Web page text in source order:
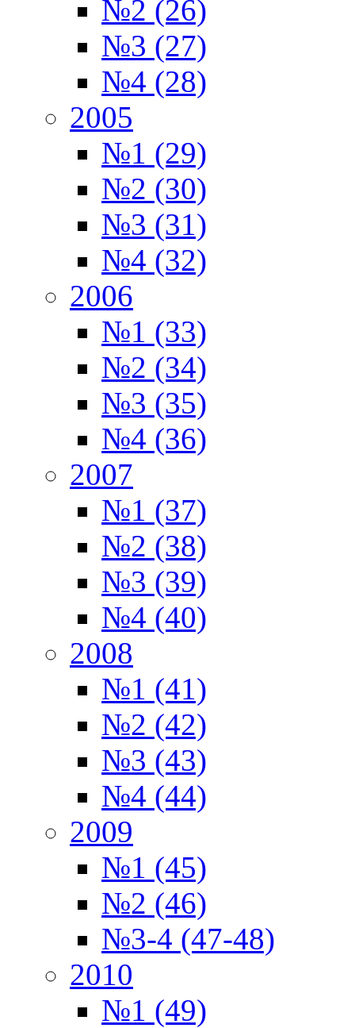
№2 (26)
№3 (27)
№4 (28)
2005
№1 (29)
№2 (30)
№3 (31)
№4 (32)
2006
№1 (33)
№2 (34)
№3 (35)
№4 (36)
2007
№1 (37)
№2 (38)
№3 (39)
№4 (40)
2008
№1 (41)
№2 (42)
№3 (43)
№4 (44)
2009
№1 (45)
№2 (46)
№3-4 (47-48)
2010
№1 (49)